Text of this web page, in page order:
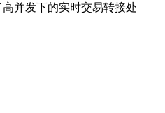
并发下的实时交易转接处